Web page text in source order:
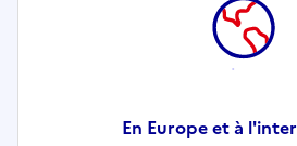
En Europe et à